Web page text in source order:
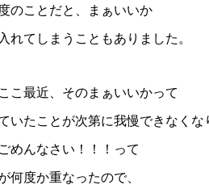
のことだと、まぁいいか
れてしまうこともありました。
こ最近、そのまぁいいかって
いたことが次第に我慢できなくな
めんなさい！！！って
何度か重なったので、